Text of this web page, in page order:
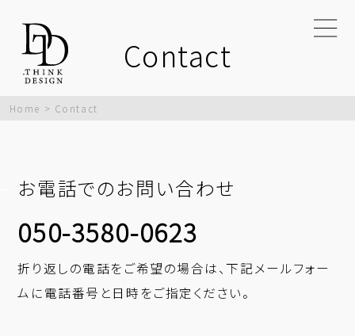
Contact
Home > Contact
お電話でのお問い合わせ
050-3580-0623
折り返しの電話をご希望の場合は、下記メールフォー
ムに電話番号と日時をご指定ください。